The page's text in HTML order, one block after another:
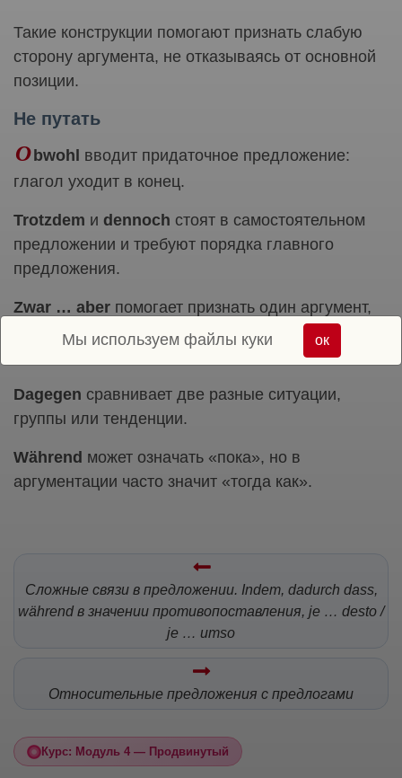
Такие конструкции помогают признать слабую
сторону аргумента, не отказываясь от основной
позиции.
Не путать
O bwohl вводит придаточное предложение:
глагол уходит в конец.
Trotzdem и dennoch стоят в самостоятельном
предложении и требуют порядка главного
предложения.
Zwar … aber помогает признать один аргумент,
но затем ограничить его или противопоставить
Dagegen сравнивает две разные ситуации,
группы или тенденции.
Während может означать «пока», но в
аргументации часто значит «тогда как».
Сложные связи в предложении. Indem, dadurch dass,
während в значении противопоставления, je … desto /
je … umso
Относительные предложения с предлогами
Курс: Модуль 4 — Продвинутый
Мы используем файлы куки ок